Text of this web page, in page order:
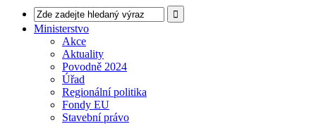
Ministerstvo
Akce
Aktuality
Povodně 2024
Úřad
Regionální politika
Fondy EU
Stavební právo